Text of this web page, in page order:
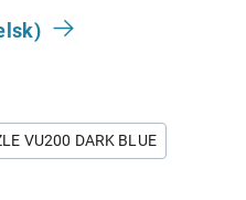
VU200 DARK BLUE